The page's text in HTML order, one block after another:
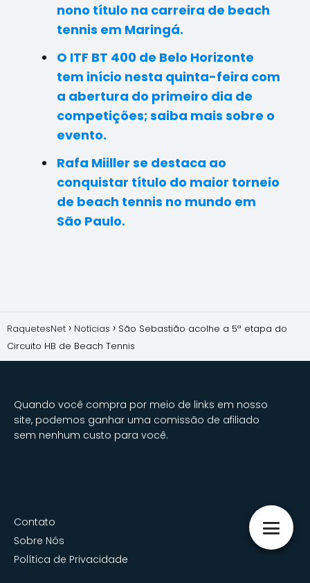
nono título na carreira de beach
tennis em Maringá.
O ITF BT 400 de Belo Horizonte
tem início nesta quinta-feira com
a abertura do primeiro dia de
competições; saiba mais sobre o
evento.
Rafa Miiller se destaca ao
conquistar título do maior torneio
de beach tennis no mundo em
São Paulo.
RaquetesNet Notícias
São Sebastião acolhe a 5ª etapa do
Circuito HB de Beach Tennis
Quando você compra por meio de links em nosso
site, podemos ganhar uma comissão de afiliado
sem nenhum custo para você.
Contato
Sobre Nós
Política de Privacidade